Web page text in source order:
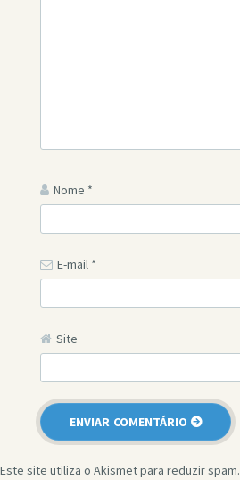
Nome *
E-mail *
Site
Este site utiliza o Akismet para reduzir spam.